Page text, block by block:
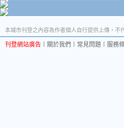
本城市刊登之內容為作者個人自行提供上傳，不
刊登網站廣告 關於我們 常見問題 服務